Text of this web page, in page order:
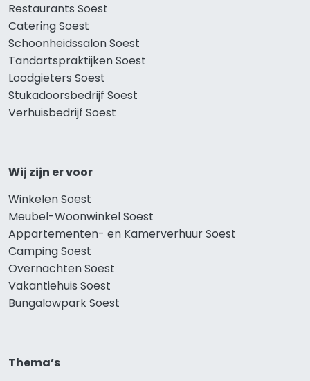
Restaurants Soest
Catering Soest
Schoonheidssalon Soest
Tandartspraktijken Soest
Loodgieters Soest
Stukadoorsbedrijf Soest
Verhuisbedrijf Soest
Wij zijn er voor
Winkelen Soest
Meubel-Woonwinkel Soest
Appartementen- en Kamerverhuur Soest
Camping Soest
Overnachten Soest
Vakantiehuis Soest
Bungalowpark Soest
Thema’s